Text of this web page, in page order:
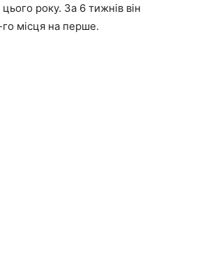
року. За 6 тижнів він
місця на перше.